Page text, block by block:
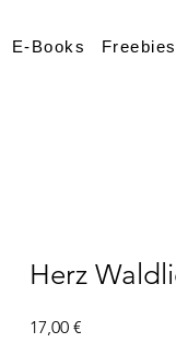
E-Books Freebies
Herz
17,00 €